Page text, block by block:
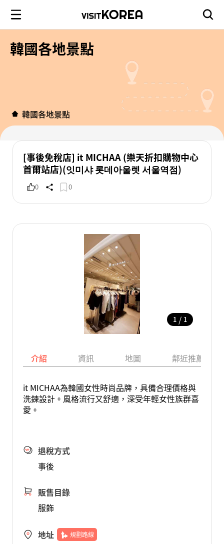
韓國各地景點
韓國各地景點
[事後免稅店] it MICHAA (樂天折扣購物中心
首爾站店)(잇미샤 롯데아울렛 서울역점)
0 0
1 / 1
介紹 資訊 地圖 鄰近推薦景點
it MICHAA為韓國女性時尚品牌，具備合理價格與
洗鍊設計。風格流行又舒適，深受年輕女性族群喜
愛。
退稅方式
事後
販售目錄
服飾
地址 規劃路線